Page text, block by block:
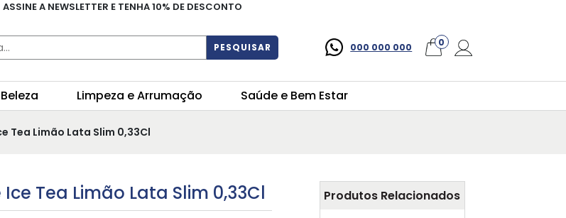
ASSINE A NEWSLETTER E TENHA 10% DE DESCONTO
PESQUISAR 000 000 000 0
Limpeza e Arrumação Saúde e Bem Estar
Tea Limão Lata Slim 0,33Cl
Ice Tea Limão Lata Slim 0,33Cl Produtos Relacionados